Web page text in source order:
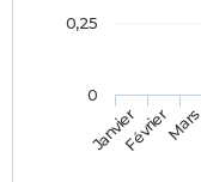
JanvierFévrierMars
0
0,25